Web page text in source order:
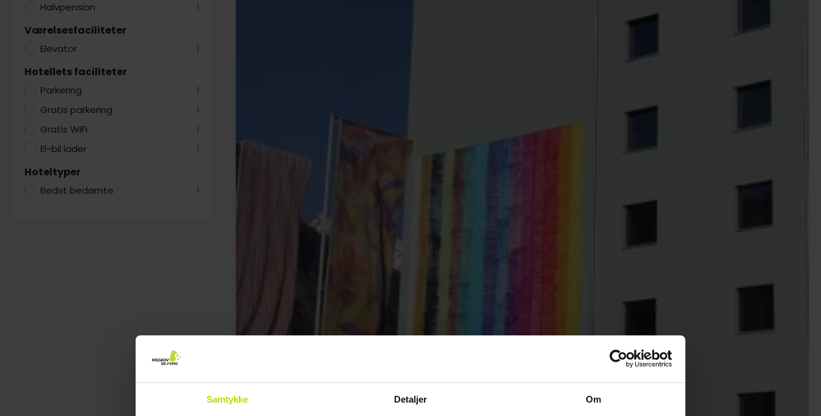
Samtykke Detaljer Om
Halvpension 1
Værelsesfaciliteter
Elevator 1
Hotellets faciliteter
Parkering 1
Gratis parkering 1
Gratis WiFi 1
El-bil lader 1
Hoteltyper
Bedst bedømte 1